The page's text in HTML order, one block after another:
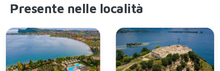
Presente nelle località